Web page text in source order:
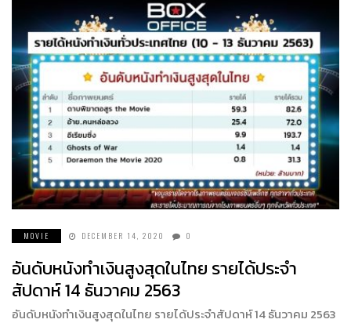
MOVIE DECEMBER 14, 2020 0
อันดับหนังทำเงินสูงสุดในไทย รายได้ประจำ
สัปดาห์ 14 ธันวาคม 2563
อันดับหนังทำเงินสูงสุดในไทย รายได้ประจำสัปดาห์ 14 ธันวาคม 2563